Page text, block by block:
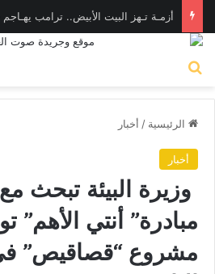
الرئيسية / أخبار
أخبار
وزيرة البيئة تبحث
مبادرة” أنتي الأهم”
مشروع “قصاقيص”